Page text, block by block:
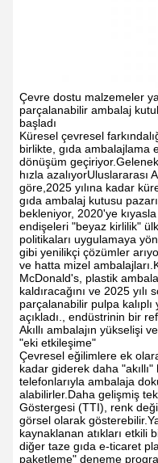
Çevre dostu malzemeler
parçalanabilir ambalaj
başladı
Küresel çevresel
birlikte, gıda ambalajlama
dönüşüm
hızla
göre,2025 yılına kadar
gıda ambalaj kutusu
bekleniyor, 2020'ye
endişeleri "beyaz kirlilik"
politikaları uygulamaya
gibi yenilikçi çözümler
ve hatta mizel
McDonald's, plastik
kaldıracağını ve 2025
parçalanabilir pulpa
açıkladı., endüstrinin bir
Akıllı ambalajın yükselişi
"eki etkileşime"
Çevresel eğilimlere ek
kadar giderek daha
telefonlarıyla ambalaja
alabilirler.Daha gelişmiş
Göstergesi (TTI), renk
görsel olarak
kaynaklanan atıkları etkili
diğer taze gıda e-ticaret
paketleme" deneme